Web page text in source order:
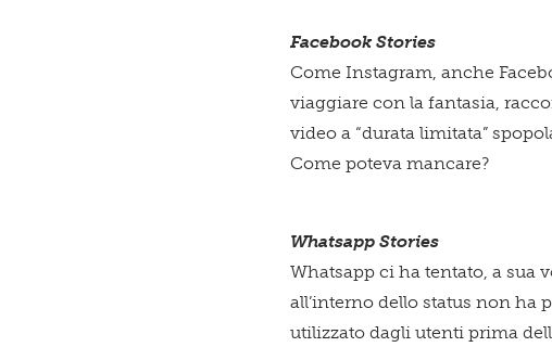
Facebook Stories
Come Instagram, anche
viaggiare con la fantasia,
video a “durata limitata”
Come poteva mancare?
Whatsapp Stories
Whatsapp ci ha tentato, a sua
all’interno dello status non ha
utilizzato dagli utenti prima